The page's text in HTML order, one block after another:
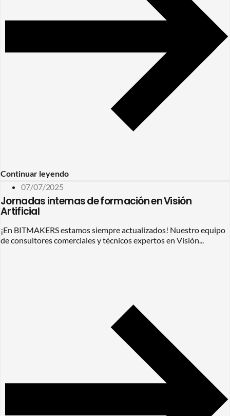
Continuar leyendo
07/07/2025
Jornadas internas de formación en Visión
Artificial
¡En BITMAKERS estamos siempre actualizados! Nuestro equipo
de consultores comerciales y técnicos expertos en Visión...